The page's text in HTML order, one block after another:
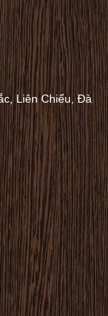
Liên Chiểu, Đà